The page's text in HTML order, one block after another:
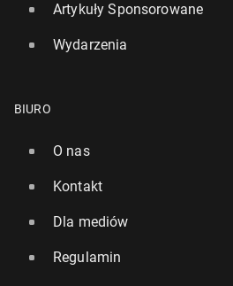
Artykuły Sponsorowane
Wydarzenia
BIURO
O nas
Kontakt
Dla mediów
Regulamin